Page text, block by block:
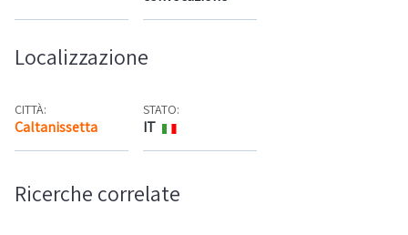
Localizzazione
CITTÀ:
Caltanissetta Mappa
STATO:
IT
Ricerche correlate